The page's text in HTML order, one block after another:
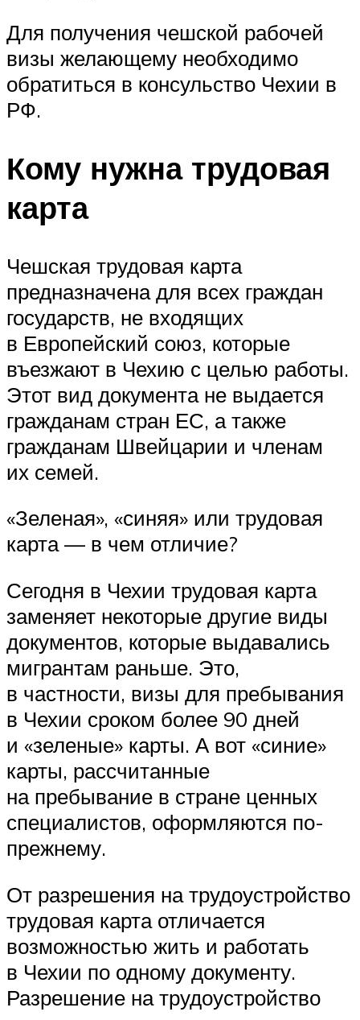
Для получения чешской рабочей
визы желающему необходимо
обратиться в консульство Чехии в
РФ.
Кому нужна трудовая
карта
Чешская трудовая карта
предназначена для всех граждан
государств, не входящих
в Европейский союз, которые
въезжают в Чехию с целью работы.
Этот вид документа не выдается
гражданам стран ЕС, а также
гражданам Швейцарии и членам
их семей.
«Зеленая», «синяя» или трудовая
карта — в чем отличие?
Сегодня в Чехии трудовая карта
заменяет некоторые другие виды
документов, которые выдавались
мигрантам раньше. Это,
в частности, визы для пребывания
в Чехии сроком более 90 дней
и «зеленые» карты. А вот «синие»
карты, рассчитанные
на пребывание в стране ценных
специалистов, оформляются по-
прежнему.
От разрешения на трудоустройство
трудовая карта отличается
возможностью жить и работать
в Чехии по одному документу.
Разрешение на трудоустройство